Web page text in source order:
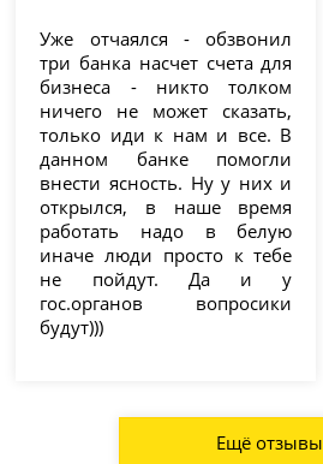
Уже отчаялся - обзвонил
три банка насчет счета для
бизнеса - никто толком
ничего не может сказать,
только иди к нам и все. В
данном банке помогли
внести ясность. Ну у них и
открылся, в наше время
работать надо в белую
иначе люди просто к тебе
не пойдут. Да и у
гос.органов вопросики
будут)))
Ещё отзывы